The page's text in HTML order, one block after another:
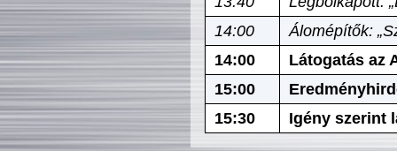
14:00
Álomépítők:
14:00
Látogatás az
15:00
15:30
Igény szerint